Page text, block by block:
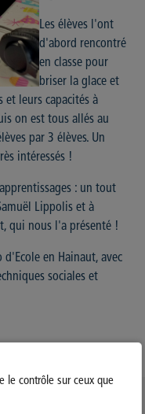
le contrôle sur ceux que
Les élèves l'ont
d'abord rencontré
en classe pour
briser la glace et
et leurs capacités à
on est tous allés au
par 3 élèves. Un
intéressés !
: un tout
Lippolis et à
qui nous l'a présenté !
en Hainaut, avec
sociales et